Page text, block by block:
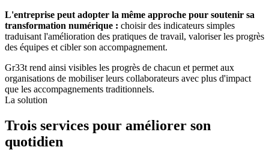
L'entreprise peut adopter la même approche pour soutenir sa
transformation numérique : choisir des indicateurs simples
traduisant l'amélioration des pratiques de travail, valoriser les progrès
des équipes et cibler son accompagnement.
Gr33t rend ainsi visibles les progrès de chacun et permet aux
organisations de mobiliser leurs collaborateurs avec plus d'impact
que les accompagnements traditionnels.
La solution
Trois services pour améliorer son
quotidien